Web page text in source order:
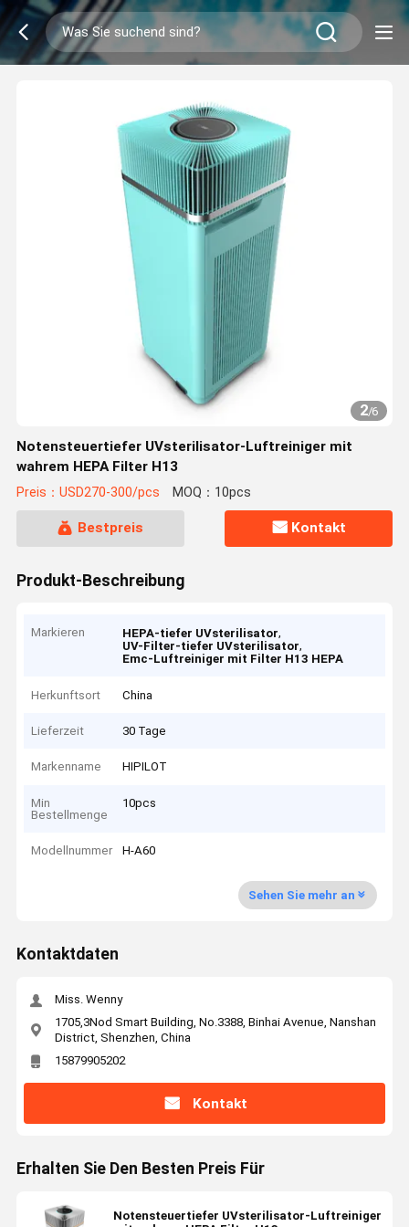
2/6
Notensteuertiefer UVsterilisator-Luftreiniger mit
wahrem HEPA Filter H13
Preis：USD270-300/pcs MOQ：10pcs
Bestpreis Kontakt
Produkt-Beschreibung
Markieren HEPA-tiefer UVsterilisator,
UV-Filter-tiefer UVsterilisator,
Emc-Luftreiniger mit Filter H13 HEPA
Herkunftsort China
Lieferzeit 30 Tage
Markenname HIPILOT
Min
Bestellmenge
10pcs
Modellnummer H-A60
Sehen Sie mehr an
Kontaktdaten
Miss. Wenny
1705,3Nod Smart Building, No.3388, Binhai Avenue, Nanshan
District, Shenzhen, China
15879905202
Kontakt
Erhalten Sie Den Besten Preis Für
Notensteuertiefer UVsterilisator-Luftreiniger